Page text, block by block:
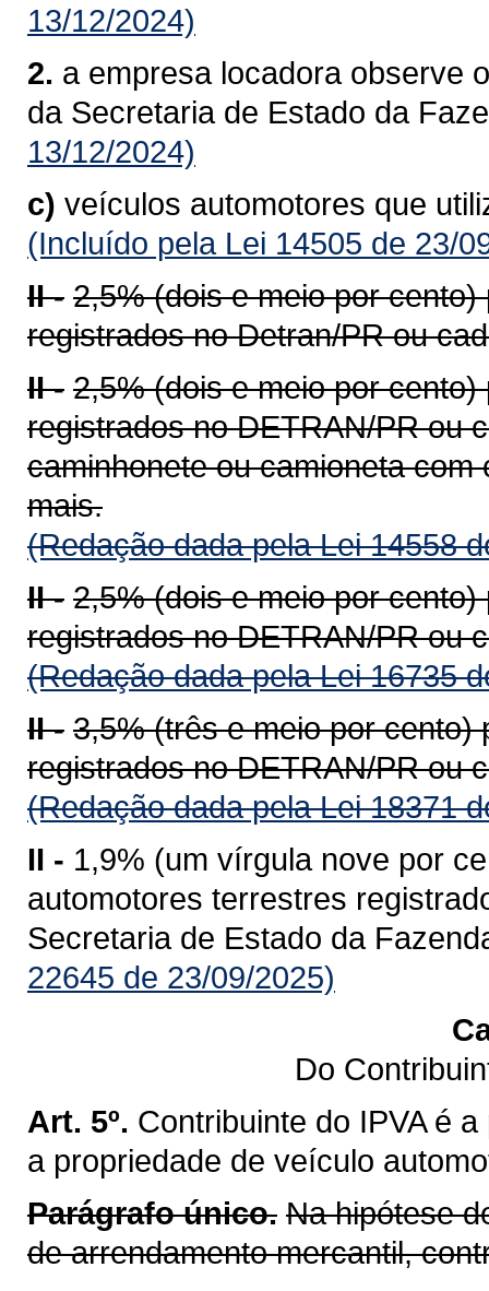
13/12/2024)
2. a empresa locadora observe
da Secretaria de Estado da
13/12/2024)
c) veículos automotores que
(Incluído pela Lei 14505 de 23/
II - 2,5% (dois e meio por
registrados no Detran/PR ou
II - 2,5% (dois e meio por
registrados no DETRAN/PR ou
caminhonete ou camioneta
mais.
(Redação dada pela Lei 14558
II - 2,5% (dois e meio por
registrados no DETRAN/PR ou
(Redação dada pela Lei 16735
II - 3,5% (três e meio por
registrados no DETRAN/PR ou
(Redação dada pela Lei 18371
II - 1,9% (um vírgula nove por
automotores terrestres
Secretaria de Estado da
22645 de 23/09/2025)
Do
Art. 5º. Contribuinte do IPVA é
a propriedade de veículo
Parágrafo único. Na hipótese
de arrendamento mercantil,